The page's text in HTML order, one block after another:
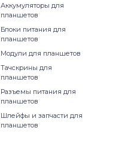
Аккумуляторы для
планшетов
Блоки питания для
планшетов
Модули для планшетов
Тачскрины для
планшетов
Разъемы питания для
планшетов
Шлейфы и запчасти для
планшетов